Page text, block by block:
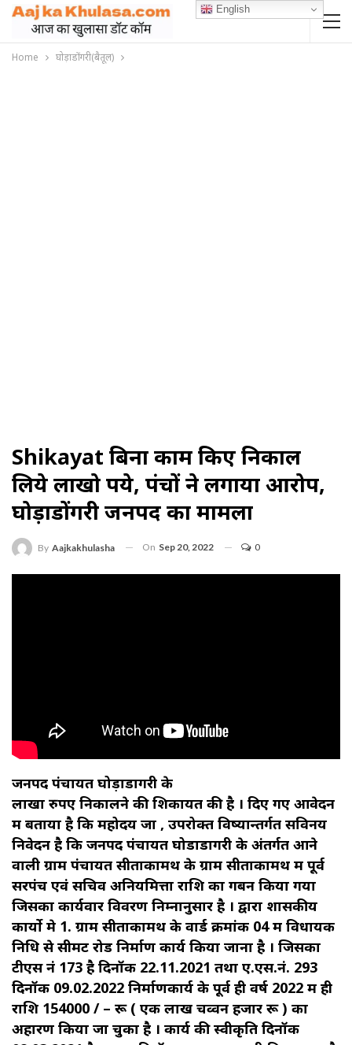
Home घोड़ाडोंगरी(बैतूल)
Shikayat बिना काम किए निकाल
लिये लाखो रुपये, पंचों ने लगाया आरोप,
घोड़ाडोंगरी जनपद का मामला
By Aajkakhulasha On Sep 20, 2022 0
जनपद पंचायत घोड़ाडोंगरी के
लाखों रुपए निकालने की शिकायत की है । दिए गए आवेदन
में बताया है कि महोदय जा , उपरोक्त विष्यान्तर्गत सविनय
निवेदन है कि जनपद पंचायत घोडाडोंगरी के अंतर्गत आने
वाली ग्राम पंचायत सीताकामथ के ग्राम सीताकामथ में पूर्व
सरपंच एवं सचिव अनियमित्ता राशि का गबन किया गया
जिसका कार्यवार विवरण निम्नानुसार है । द्वारा शासकीय
कार्यो मे 1. ग्राम सीताकामथ के वार्ड क्रमांक 04 में विधायक
निधि से सीमेंट रोड निर्माण कार्य किया जाना है । जिसका
टीएस नं 173 है दिनॉक 22.11.2021 तथा ए.एस.नं. 293
दिनॉक 09.02.2022 निर्माणकार्य के पूर्व ही वर्ष 2022 में ही
राशि 154000 / – रू ( एक लाख चव्वन हजार रू ) का
अहारण किया जा चुका है । कार्य की स्वीकृति दिनॉक
English